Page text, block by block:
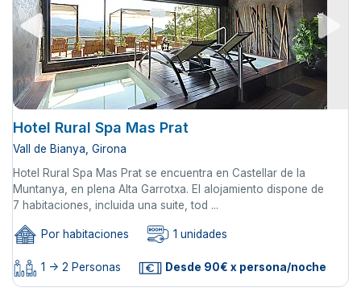
Hotel Rural Spa Mas Prat
Vall de Bianya, Girona
Hotel Rural Spa Mas Prat se encuentra en Castellar de la
Muntanya, en plena Alta Garrotxa. El alojamiento dispone de
7 habitaciones, incluida una suite, tod ...
Por habitaciones 1 unidades
1 -> 2 Personas Desde 90€ x persona/noche